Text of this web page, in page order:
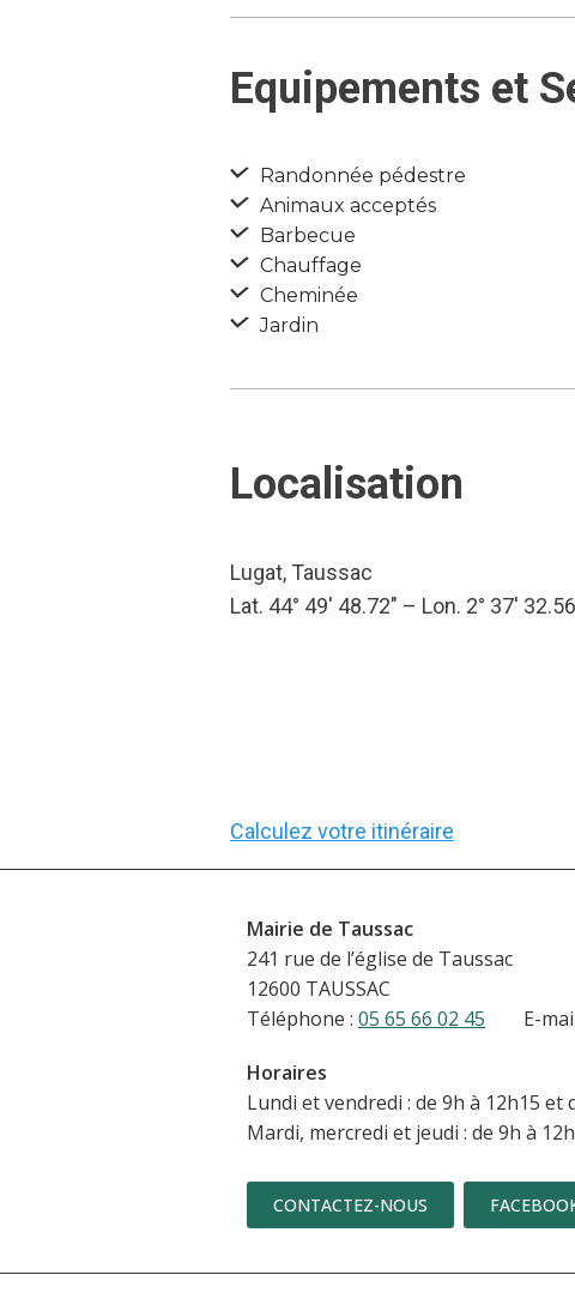
Equipements et
Randonnée pédestre
Animaux acceptés
Barbecue
Chauffage
Cheminée
Jardin
Localisation
Lugat, Taussac
Lat. 44° 49′ 48.72″ – Lon. 2° 37′
Calculez votre itinéraire
Mairie de Taussac
241 rue de l’église de Taussac
12600 TAUSSAC
Téléphone : 05 65 66 02 45 E-mail
Horaires
Lundi et vendredi : de 9h à 12h15 et
Mardi, mercredi et jeudi : de 9h à
CONTACTEZ-NOUS